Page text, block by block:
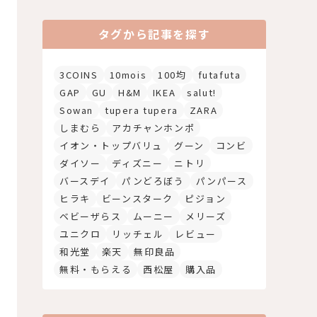
タグから記事を探す
3COINS 10mois 100均
futafuta
GAP
GU H&M IKEA
salut!
Sowan
tupera tupera
ZARA
しまむら
アカチャンホンポ
イオン・トップバリュ
グーン
コンビ
ダイソー
ディズニー
ニトリ
バースデイ
パンどろぼう
パンパース
ヒラキ
ビーンスターク
ピジョン
ベビーザらス
ムーニー
メリーズ
ユニクロ
リッチェル
レビュー
和光堂
楽天
無印良品
無料・もらえる
西松屋 購入品